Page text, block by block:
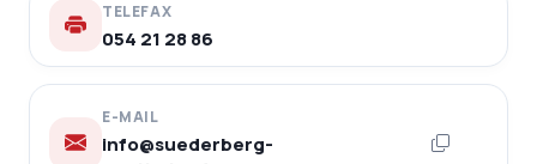
TELEFAX
054 21 28 86
E-MAIL
info@suederberg-